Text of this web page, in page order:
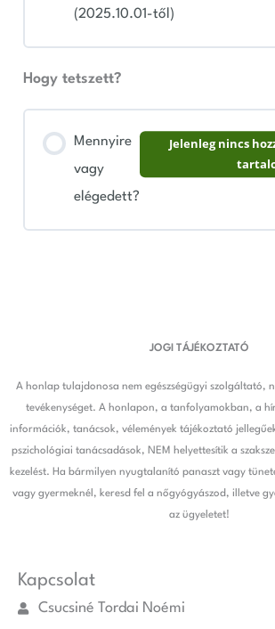
(2025.10.01-től)
Hogy tetszett?
Mennyire
vagy
elégedett?
Jelenleg nincs
JOGI TÁJÉKOZTATÓ
A honlap tulajdonosa nem egészségügyi szolgáltató,
tevékenységet. A honlapon, a tanfolyamokban, a
információk, tanácsok, vélemények tájékoztató
pszichológiai tanácsadások, NEM helyettesítik a
kezelést. Ha bármilyen nyugtalanító panaszt vagy
vagy gyermeknél, keresd fel a nőgyógyászod, illetve
az ügyeletet!
Kapcsolat
Csucsiné Tordai Noémi